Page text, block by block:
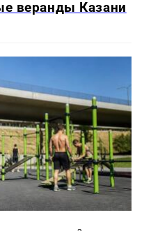
веранды Казани